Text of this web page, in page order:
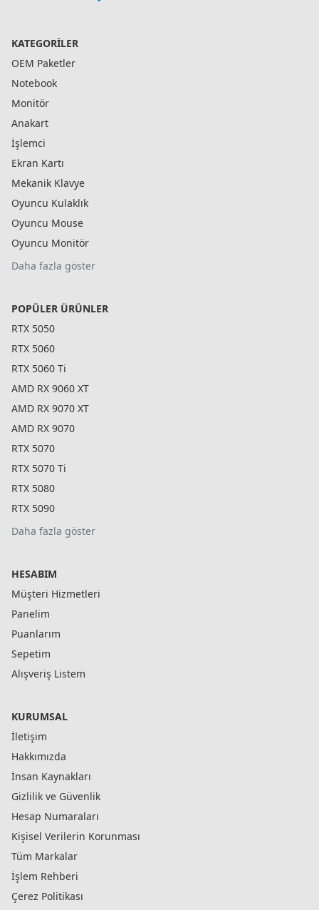
KATEGORILER
OEM Paketler
Notebook
Monitör
Anakart
İşlemci
Ekran Kartı
Mekanik Klavye
Oyuncu Kulaklık
Oyuncu Mouse
Oyuncu Monitör
Daha fazla göster
POPÜLER ÜRÜNLER
RTX 5050
RTX 5060
RTX 5060 Ti
AMD RX 9060 XT
AMD RX 9070 XT
AMD RX 9070
RTX 5070
RTX 5070 Ti
RTX 5080
RTX 5090
Daha fazla göster
HESABIM
Müşteri Hizmetleri
Panelim
Puanlarım
Sepetim
Alışveriş Listem
KURUMSAL
İletişim
Hakkımızda
İnsan Kaynakları
Gizlilik ve Güvenlik
Hesap Numaraları
Kişisel Verilerin Korunması
Tüm Markalar
İşlem Rehberi
Çerez Politikası